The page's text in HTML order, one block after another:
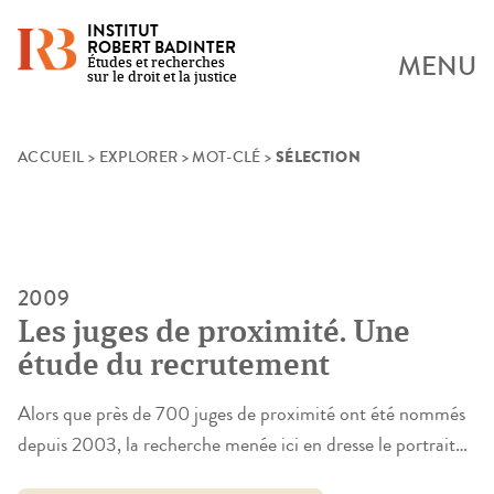
Skip
INSTITUT
ROBERT BADINTER
Études et recherches
sur le droit et la justice
MENU
ACCUEIL > EXPLORER >MOT-CLÉ > SÉLECTION
2009
Les juges de proximité. Une
étude du recrutement
Alors que près de 700 juges de proximité ont été nommés
depuis 2003, la recherche menée ici en dresse le portrait